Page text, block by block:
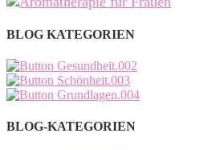
BLOG KATEGORIEN
BLOG-KATEGORIEN